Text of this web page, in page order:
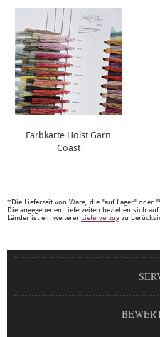
Farbkarte Holst Garn
Coast
*Die Lieferzeit von Ware, die "auf Lager" oder
Die angegebenen Lieferzeiten beziehen sich
Länder ist ein weiterer Lieferverzug zu